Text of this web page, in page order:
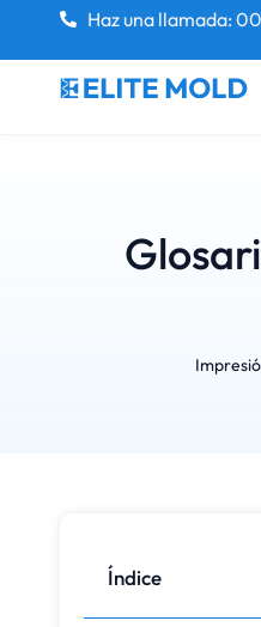
Haz una llamada:
Índice